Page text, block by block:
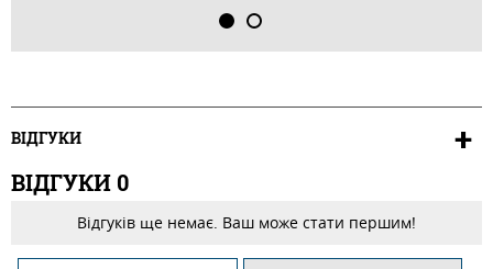
ВІДГУКИ
ВІДГУКИ 0
Відгуків ще немає. Ваш може стати першим!